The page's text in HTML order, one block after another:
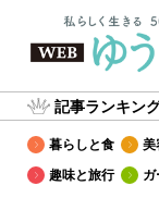
記事ランキン
暮らしと食 美
趣味と旅行
ガ